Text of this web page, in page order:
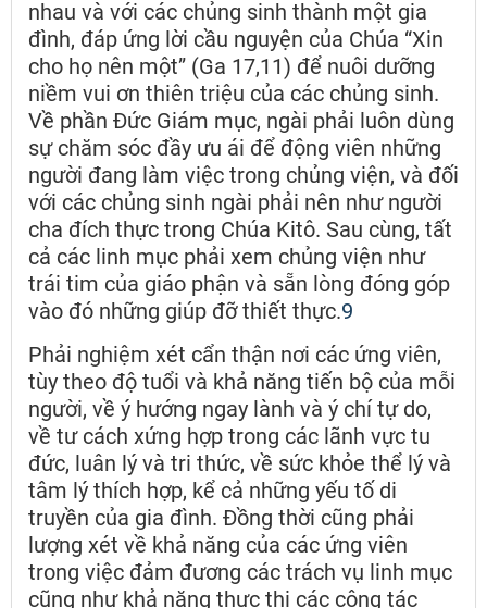
nhau và với các chủng sinh thành một gia
đình, đáp ứng lời cầu nguyện của Chúa “Xin
cho họ nên một” (Ga 17,11) để nuôi dưỡng
niềm vui ơn thiên triệu của các chủng sinh.
Về phần Đức Giám mục, ngài phải luôn dùng
sự chăm sóc đầy ưu ái để động viên những
người đang làm việc trong chủng viện, và đối
với các chủng sinh ngài phải nên như người
cha đích thực trong Chúa Kitô. Sau cùng, tất
cả các linh mục phải xem chủng viện như
trái tim của giáo phận và sẵn lòng đóng góp
vào đó những giúp đỡ thiết thực.9
Phải nghiệm xét cẩn thận nơi các ứng viên,
tùy theo độ tuổi và khả năng tiến bộ của mỗi
người, về ý hướng ngay lành và ý chí tự do,
về tư cách xứng hợp trong các lãnh vực tu
đức, luân lý và tri thức, về sức khỏe thể lý và
tâm lý thích hợp, kể cả những yếu tố di
truyền của gia đình. Đồng thời cũng phải
lượng xét về khả năng của các ứng viên
trong việc đảm đương các trách vụ linh mục
cũng như khả năng thực thi các công tác